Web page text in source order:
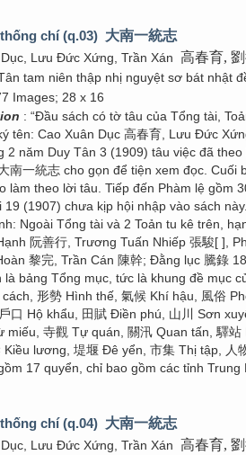
chí (q.03) 大南一統志
Dục, Lưu Đức Xứng, Trần Xán 高春育,
tam niên thập nhị nguyệt sơ bát nhật
Images; 28 x 16
: “Đầu sách có tờ tâu của Tổng tài,
tên: Cao Xuân Dục 高春育, Lưu Đức
2 năm Duy Tân 3 (1909) tâu việc đã
南一統志 cho gọn để tiện xem đọc. Cuối
làm theo lời tâu. Tiếp đến Phàm lệ gồm
19 (1907) chưa kịp hội nhập vào sách
Ngoài Tổng tài và 2 Toản tu kê trên,
阮善行, Trương Tuấn Nhiếp 張駿[ ],
黎完, Trần Cán 陳幹; Đằng lục 騰錄
là bảng Tổng mục, tức là khung đề mục
形勢 Hình thế, 氣候 Khí hậu, 風俗
口 Hộ khẩu, 田賦 Điền phú, 山川 Sơn
miếu, 寺觀 Tự quán, 關汛 Quan tấn, 驛
Kiều lương, 堤堰 Đê yển, 市集 Thị tập, 人
17 quyển, chỉ bao gồm các tỉnh
chí (q.04) 大南一統志
Dục, Lưu Đức Xứng, Trần Xán 高春育,